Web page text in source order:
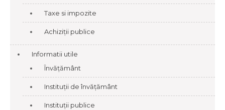
Taxe si impozite
Achiziții publice
Informatii utile
Învățământ
Instituții de învățământ
Instituții publice